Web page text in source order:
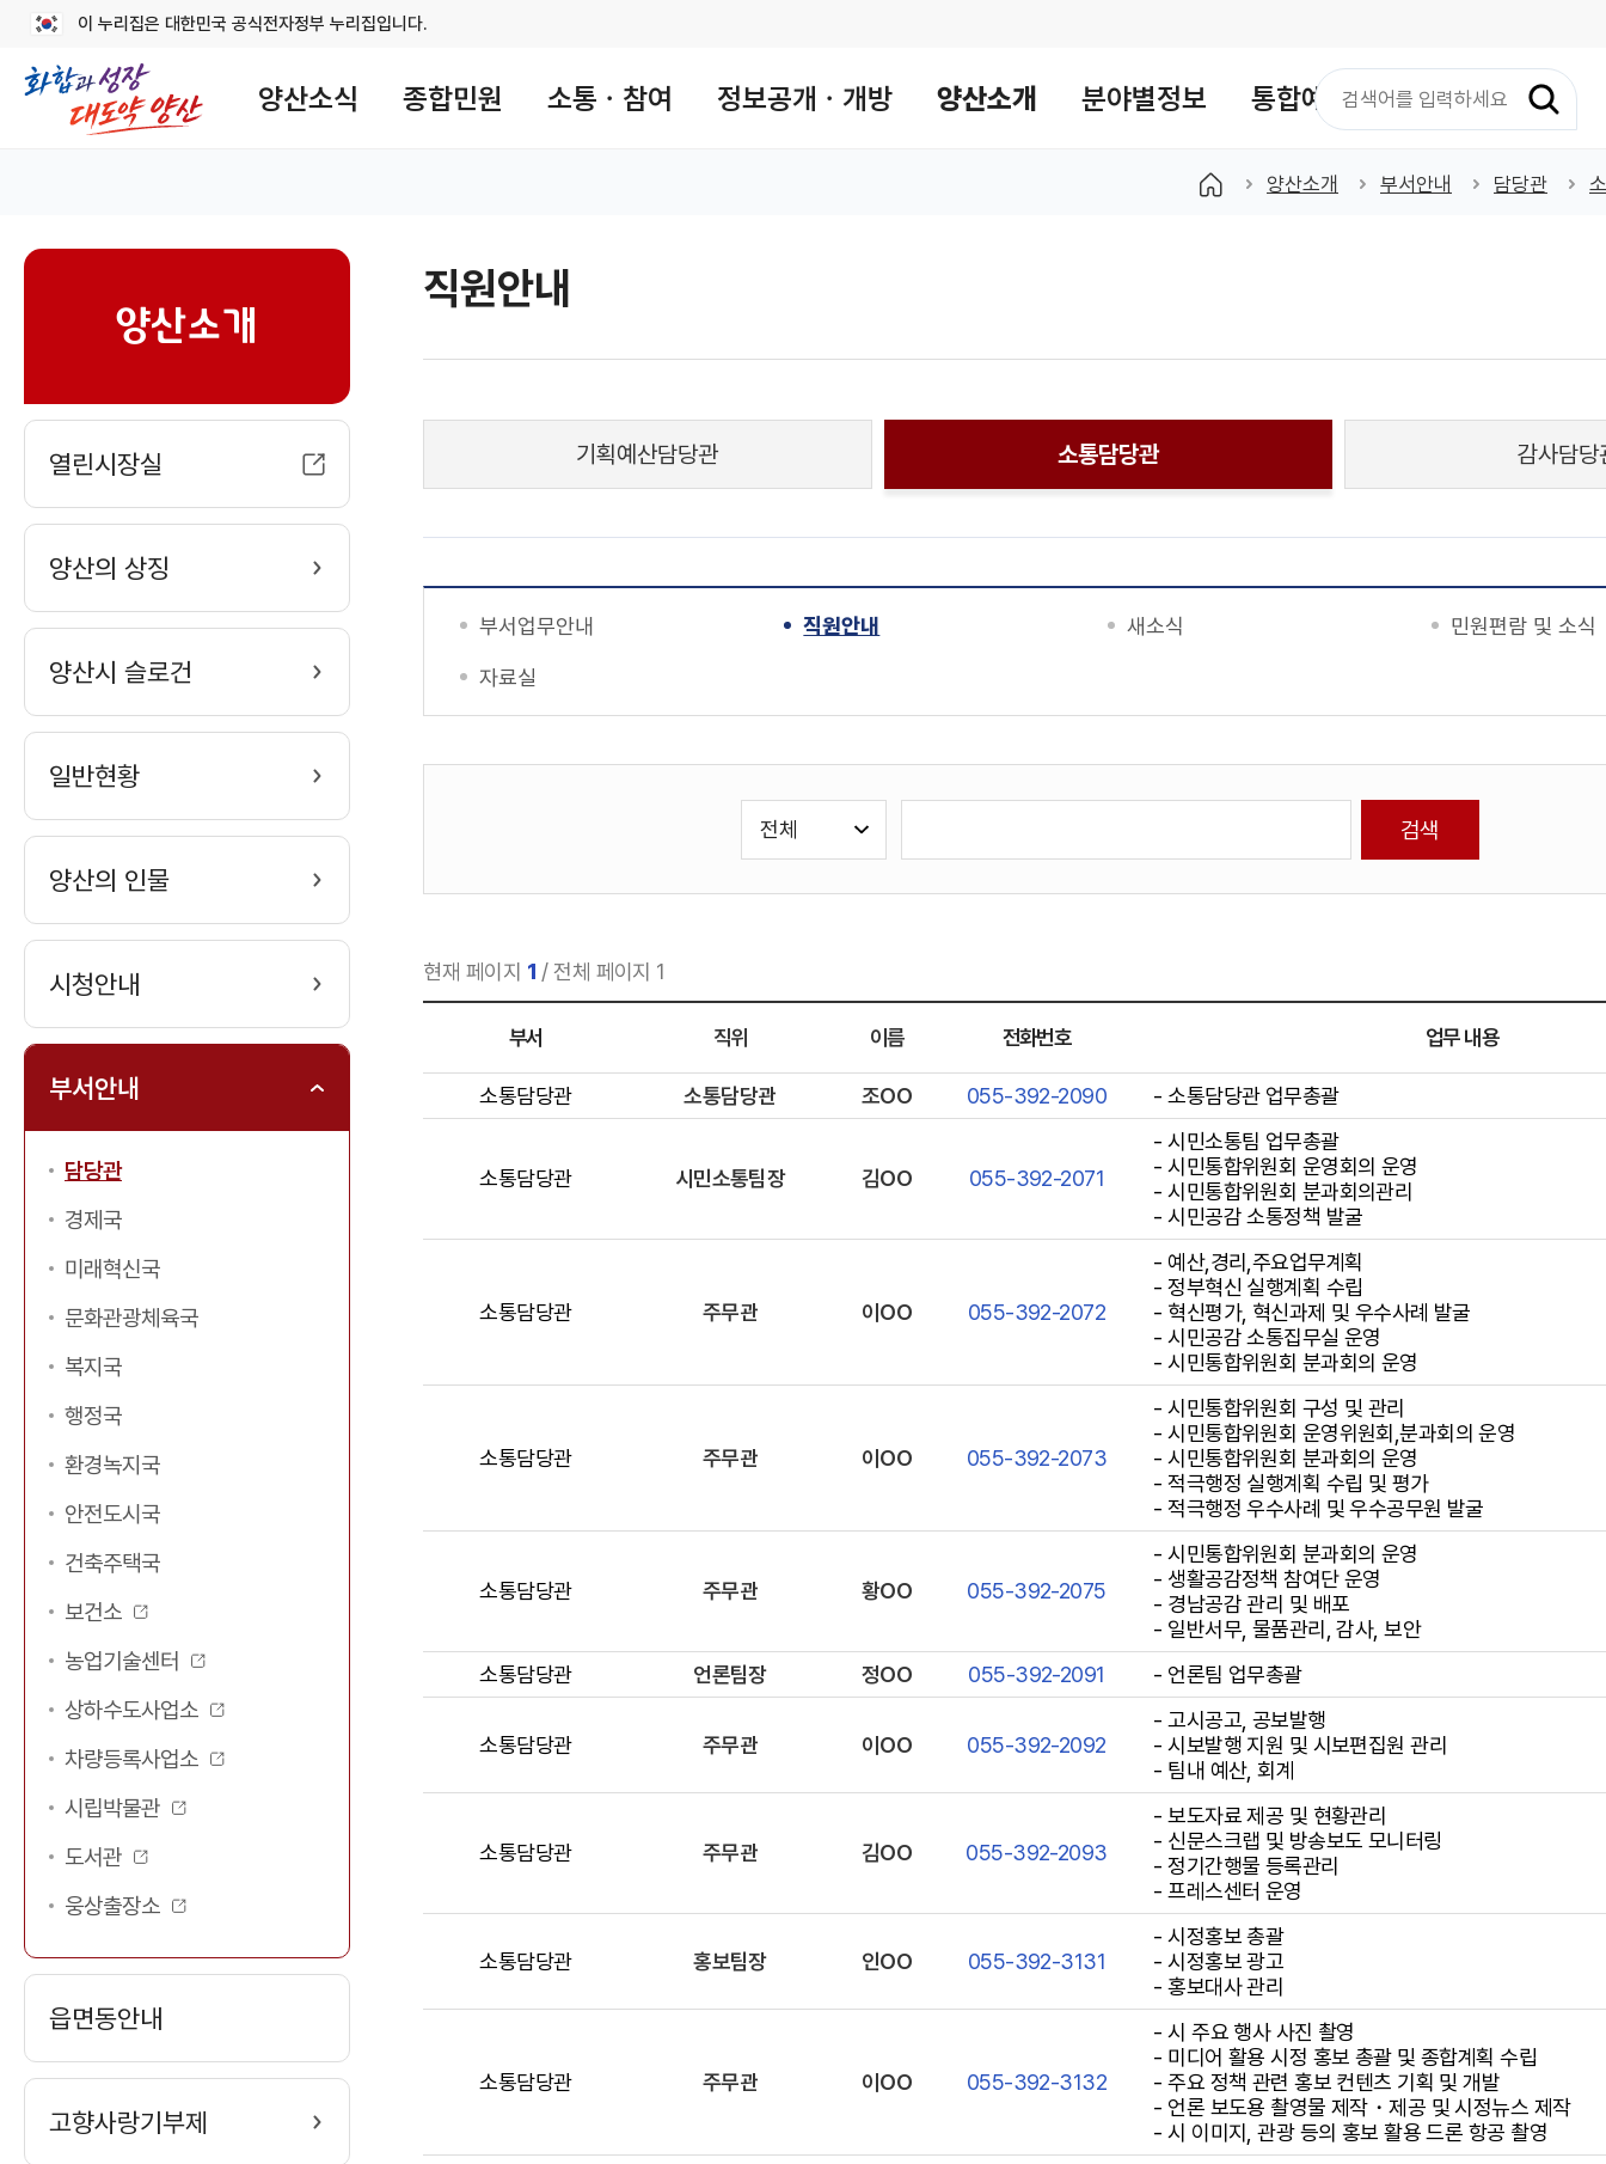
이 누리집은 대한민국 공식전자정부 누리집입니다.
양산소식 종합민원 소통ㆍ참여 정보공개ㆍ개방 양산소개 분야별정보 통합예약색
입
양산소개
열린시장실
양산의 상징
양산시 슬로건
일반현황
양산의 인물
시청안내
부서안내
담당관
경제국
미래혁신국
문화관광체육국
복지국
행정국
환경녹지국
안전도시국
건축주택국
보건소
농업기술센터
상하수도사업소
차량등록사업소
시립박물관
도서관
웅상출장소
읍면동안내
고향사랑기부제
직원안내
양산소개 부서안내 담당관
sns 공유 리스트 열기
본문 인쇄
기획예산담당관 소통담당관 감사담당
부서업무안내 직원안내 새소식 민원편람 및 소식
자료실
현재 페이지 1 / 전체 페이지 1
원
이
번
내
용
대
부서 직위 이름 전화번호 업무 내용
소통담당관 소통담당관 조OO 055-392-2090 - 소통담당관 업무총괄
소통담당관 시민소통팀장 김OO 055-392-2071
- 시민소통팀 업무총괄
- 시민통합위원회 운영회의 운영
- 시민통합위원회 분과회의관리
- 시민공감 소통정책 발굴
소통담당관 주무관 이OO 055-392-2072
- 예산,경리,주요업무계획
- 정부혁신 실행계획 수립
- 혁신평가, 혁신과제 및 우수사례 발굴
- 시민공감 소통집무실 운영
- 시민통합위원회 분과회의 운영
소통담당관 주무관 이OO 055-392-2073
- 시민통합위원회 구성 및 관리
- 시민통합위원회 운영위원회,분과회의 운영
- 시민통합위원회 분과회의 운영
- 적극행정 실행계획 수립 및 평가
- 적극행정 우수사례 및 우수공무원 발굴
소통담당관 주무관 황OO 055-392-2075
- 시민통합위원회 분과회의 운영
- 생활공감정책 참여단 운영
- 경남공감 관리 및 배포
- 일반서무, 물품관리, 감사, 보안
소통담당관
언론팀장 정OO 055-392-2091 - 언론팀 업무총괄
소통담당관 주무관 이OO 055-392-2092
- 고시공고, 공보발행
- 시보발행 지원 및 시보편집원 관리
- 팀내 예산, 회계
소통담당관 주무관 김OO 055-392-2093
- 보도자료 제공 및 현황관리
- 신문스크랩 및 방송보도 모니터링
- 정기간행물 등록관리
- 프레스센터 운영
소통담당관 홍보팀장 인OO 055-392-3131
- 시정홍보 총괄
- 시정홍보 광고
- 홍보대사 관리
소통담당관 주무관 이OO 055-392-3132
- 시 주요 행사 사진 촬영
- 미디어 활용 시정 홍보 총괄 및 종합계획 수립
- 주요 정책 관련 홍보 컨텐츠 기획 및 개발
- 언론 보도용 촬영물 제작・제공 및 시정뉴스 제작
- 시 이미지, 관광 등의 홍보 활용 드론 항공 촬영